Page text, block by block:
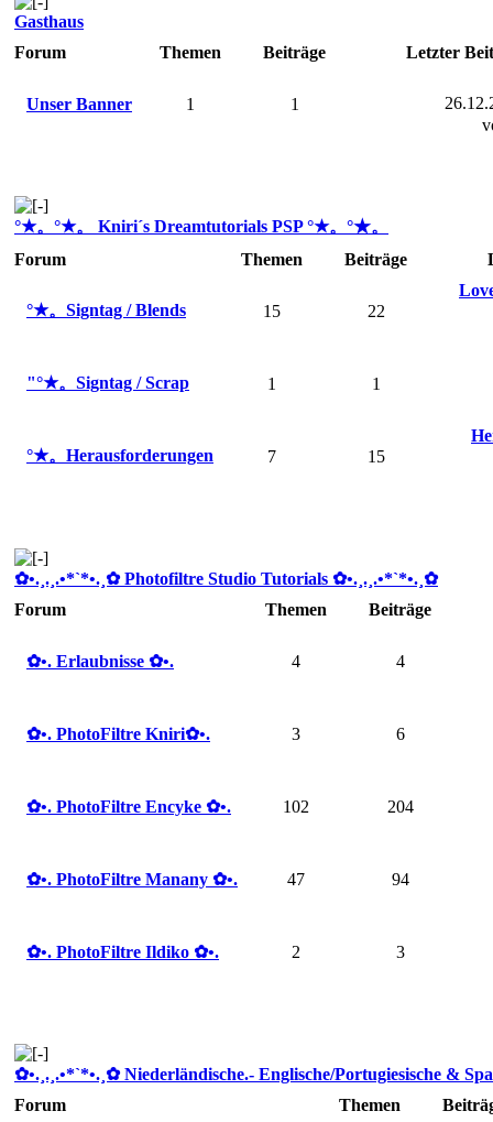
Gasthaus
Forum
Themen Beiträge Letzter
Unser Banner 1 1
°★。°★。 Kniri´s Dreamtutorials PSP °★。°★。
Forum
Themen Beiträge
°★。Signtag / Blends 15 22
"°★。Signtag / Scrap 1 1
°★。Herausforderungen 7 15
✿ •.¸.¸.•*`*•.¸✿ Photofiltre Studio Tutorials ✿ •.¸.¸.•*`*•.¸✿
Forum
Themen Beiträge
✿ •. Erlaubnisse ✿ •. 4 4
✿ •. PhotoFiltre Kniri✿ •. 3 6
✿ •. PhotoFiltre Encyke ✿ •. 102 204
✿ •. PhotoFiltre Manany ✿ •. 47 94
✿ •. PhotoFiltre Ildiko ✿ •. 2 3
✿ •.¸.¸.•*`*•.¸✿ Niederländische.- Englische/Portugiesische &
Forum
Themen